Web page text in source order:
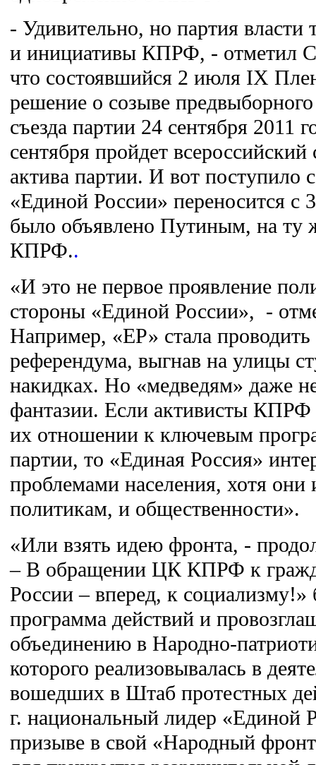
- Удивительно, но партия власти
и инициативы КПРФ, - отметил
что состоявшийся 2 июля IX
решение о созыве
съезда партии 24 сентября 2011
сентября пройдет
актива партии. И вот поступило
«Единой России» переносится с
было объявлено Путиным, на ту
КПРФ..
«И это не первое проявление
стороны «Единой России», -
Например, «ЕР» стала
референдума, выгнав на улицы
накидках. Но «медведям» даже
фантазии. Если активисты
их отношении к ключевым
партии, то «Единая Россия»
проблемами населения, хотя они
политикам, и общественности».
«Или взять идею фронта, -
– В обращении ЦК КПРФ к
России – вперед, к
программа действий и
объединению в Народно-
которого реализовывалась в
вошедших в Штаб протестных
г. национальный лидер «Единой
призыве в свой «Народный